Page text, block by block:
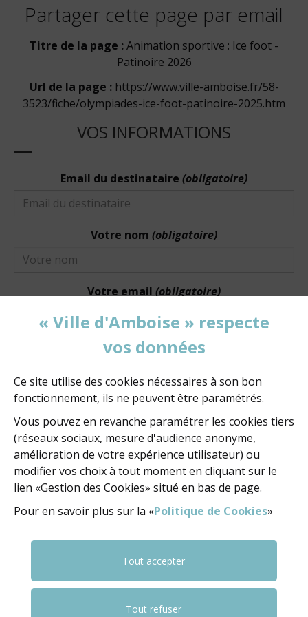
Partager cette page par email
Titre de la page :Animation sportive : Ice foot -
Patinoire 2026
Url de la page :https://www.ville-amboise.fr/58-
3523/fiche/olympiades-ice-foot-patinoire-2025.htm
VOS INFORMATIONS
Email du destinataire (obligatoire)
Votre nom (obligatoire)
Votre email (obligatoire)
Votre message
VALIDATION(OBLIGATOIRE)
(obligatoire)La
de
« Ville d'Amboise » respecte
vos données
Ce site utilise des cookies nécessaires à son bon
fonctionnement, ils ne peuvent être paramétrés.
Vous pouvez en revanche paramétrer les cookies tiers
(réseaux sociaux, mesure d'audience anonyme,
amélioration de votre expérience utilisateur) ou
modifier vos choix à tout moment en cliquant sur le
lien «Gestion des Cookies» situé en bas de page.
Pour en savoir plus sur la «Politique de Cookies»
Tout accepter
Tout refuser